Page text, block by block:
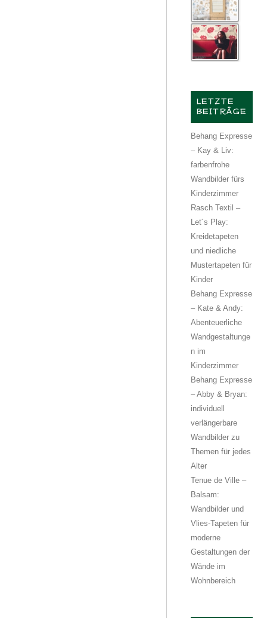
LETZTE
BEITRÄGE
Behang Expresse
– Kay & Liv:
farbenfrohe
Wandbilder fürs
Kinderzimmer
Rasch Textil –
Let´s Play:
Kreidetapeten
und niedliche
Mustertapeten für
Kinder
Behang Expresse
– Kate & Andy:
Abenteuerliche
Wandgestaltunge
n im
Kinderzimmer
Behang Expresse
– Abby & Bryan:
individuell
verlängerbare
Wandbilder zu
Themen für jedes
Alter
Tenue de Ville –
Balsam:
Wandbilder und
Vlies-Tapeten für
moderne
Gestaltungen der
Wände im
Wohnbereich